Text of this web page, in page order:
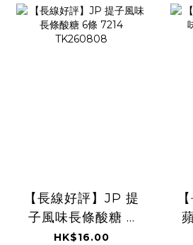
【長線好評】JP 提
子風味長條酸糖 6
條 7214
HK$16.00